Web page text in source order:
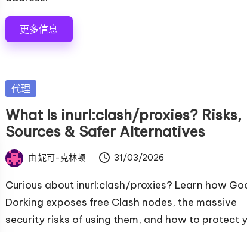
更多信息
发
在
代理
What Is inurl:clash/proxies? Risks,
Sources & Safer Alternatives
发
布
由 妮可-克林顿 31/03/2026
Curious about inurl:clash/proxies? Learn how
Dorking exposes free Clash nodes, the massive
security risks of using them, and how to protect